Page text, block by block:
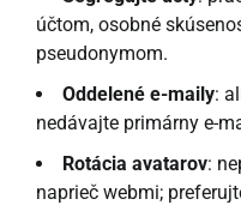
účtom, osobné
pseudonymom.
Oddelené e-maily:
nedávajte primárny e-
Rotácia avatarov:
naprieč webmi;